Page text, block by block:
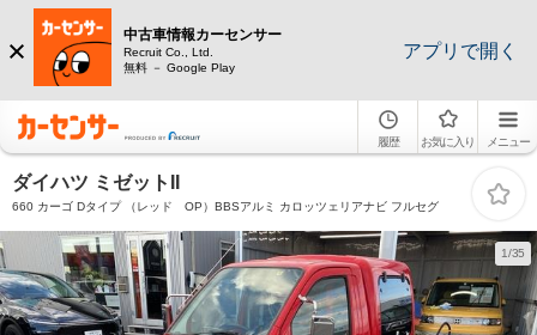
中古車情報カーセンサー
Recruit Co., Ltd.
無料 － Google Play
アプリで開く
履歴 お気に入り メニュー
ダイハツ ミゼットII
660 カーゴ Dタイプ （レッド OP）BBSアルミ カロッツェリアナビ フルセグ
1/35